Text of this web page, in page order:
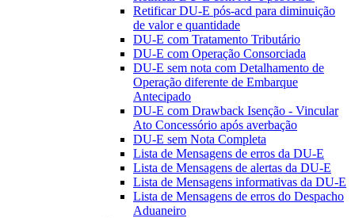
Retificar DU-E pós-acd para diminuição
de valor e quantidade
DU-E com Tratamento Tributário
DU-E com Operação Consorciada
DU-E sem nota com Detalhamento de
Operação diferente de Embarque
Antecipado
DU-E com Drawback Isenção - Vincular
Ato Concessório após averbação
DU-E sem Nota Completa
Lista de Mensagens de erros da DU-E
Lista de Mensagens de alertas da DU-E
Lista de Mensagens informativas da DU-E
Lista de Mensagens de erros do Despacho
Aduaneiro